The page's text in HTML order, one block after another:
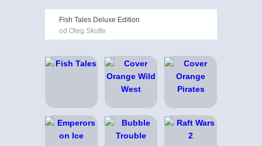
Fish Tales Deluxe Edition
od Oleg Skutte